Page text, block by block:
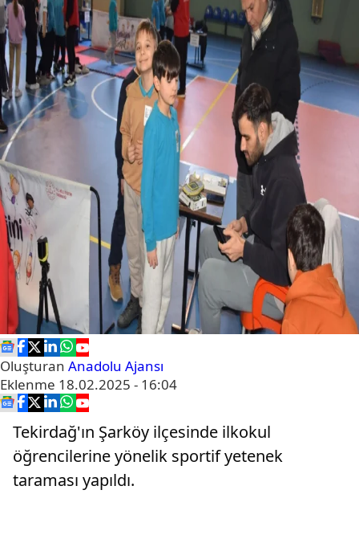
Oluşturan Anadolu Ajansı
Eklenme 18.02.2025 - 16:04
Tekirdağ'ın Şarköy ilçesinde ilkokul
öğrencilerine yönelik sportif yetenek
taraması yapıldı.